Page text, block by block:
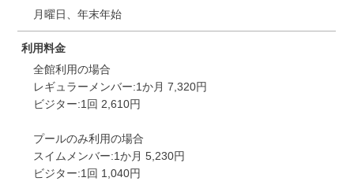
月曜日、年末年始
利用料金
全館利用の場合
レギュラーメンバー:1か月 7,320円
ビジター:1回 2,610円
プールのみ利用の場合
スイムメンバー:1か月 5,230円
ビジター:1回 1,040円